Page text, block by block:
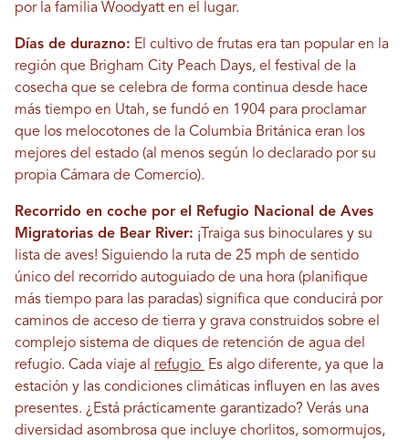
por la familia Woodyatt en el lugar.
Días de durazno: El cultivo de frutas era tan popular en la
región que Brigham City Peach Days, el festival de la
cosecha que se celebra de forma continua desde hace
más tiempo en Utah, se fundó en 1904 para proclamar
que los melocotones de la Columbia Británica eran los
mejores del estado (al menos según lo declarado por su
propia Cámara de Comercio).
Recorrido en coche por el Refugio Nacional de Aves
Migratorias de Bear River: ¡Traiga sus binoculares y su
lista de aves! Siguiendo la ruta de 25 mph de sentido
único del recorrido autoguiado de una hora (planifique
más tiempo para las paradas) significa que conducirá por
caminos de acceso de tierra y grava construidos sobre el
complejo sistema de diques de retención de agua del
refugio. Cada viaje al refugio Es algo diferente, ya que la
estación y las condiciones climáticas influyen en las aves
presentes. ¿Está prácticamente garantizado? Verás una
diversidad asombrosa que incluye chorlitos, somormujos,